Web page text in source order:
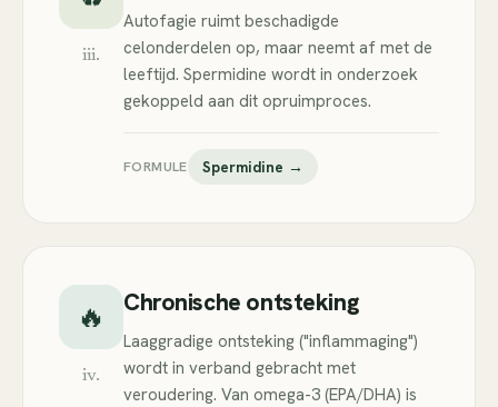
iii.
Autofagie ruimt beschadigde
celonderdelen op, maar neemt af met de
leeftijd. Spermidine wordt in onderzoek
gekoppeld aan dit opruimproces.
FORMULE Spermidine →
🔥
iv.
Chronische ontsteking
Laaggradige ontsteking ("inflammaging")
wordt in verband gebracht met
veroudering. Van omega-3 (EPA/DHA) is